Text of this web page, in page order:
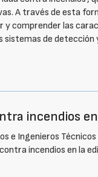
A través de esta
comprender las
de detección
incendios
e Ingenieros
incendios en la